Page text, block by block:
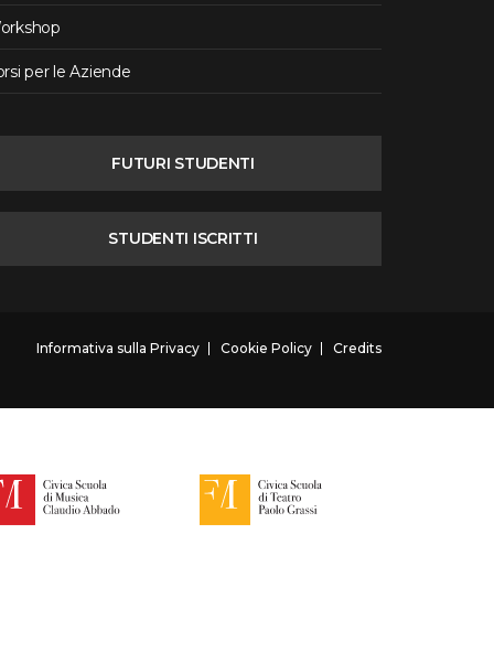
per le Aziende
FUTURI STUDENTI
STUDENTI ISCRITTI
Informativa sulla Privacy Cookie Policy Credits